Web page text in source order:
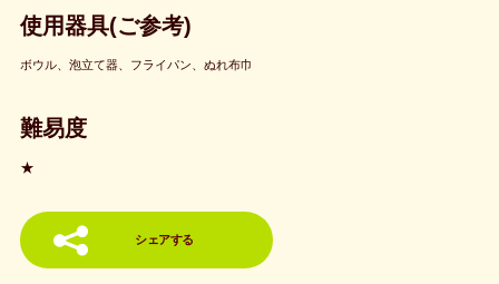
使用器具(ご参考)
ボウル、泡立て器、フライパン、ぬれ布巾
難易度
★
シェアする